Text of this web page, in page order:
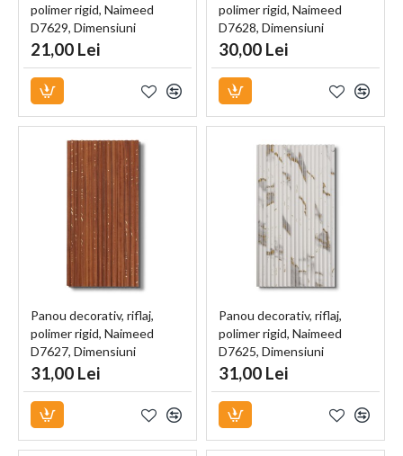
polimer rigid, Naimeed
D7629, Dimensiuni
270x11.6x0.6cm, Maro
deschis
21,00 Lei
polimer rigid, Naimeed
D7628, Dimensiuni
270x12x1cm, Maro
ciocolatiu
30,00 Lei
Panou decorativ, riflaj,
polimer rigid, Naimeed
D7627, Dimensiuni
31,00 Lei
Panou decorativ, riflaj,
polimer rigid, Naimeed
D7625, Dimensiuni
270x15.2x0.5cm, Alb Royal
31,00 Lei